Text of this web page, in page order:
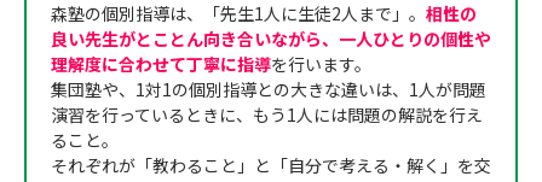
森塾の個別指導は、「先生1人に生徒2人まで」。 相性の
良い先生がとことん向き合いながら、一人ひとりの個性や
理解度に合わせて丁寧に指導を行います。
集団塾や、1対1の個別指導との大きな違いは、1人が問題
演習を行っているときに、もう1人には問題の解説を行え
ること。
それぞれが「教わること」と「自分で考える・解く」を交